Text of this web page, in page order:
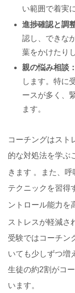
い範囲で着実
進捗確認と調
認し、できな
葉をかけたり
親の悩み相談：
します。特に
ースが多く、
ます。
コーチングはスト
的な対処法を学ぶ
きます 。また、
テクニックを習得
ントロール能力を
ストレスが軽減さ
受験ではコーチン
いても少しずつ増
生徒の約2割がコ
います。